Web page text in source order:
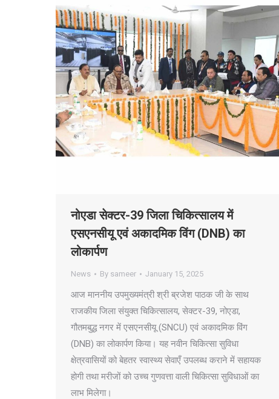
नोएडा सेक्टर-39 जिला चिकित्सालय में
एसएनसीयू एवं अकादमिक विंग (DNB) का
लोकार्पण
News By sameer January 15, 2025
आज माननीय उपमुख्यमंत्री श्री ब्रजेश पाठक जी के साथ
राजकीय जिला संयुक्त चिकित्सालय, सेक्टर-39, नोएडा,
गौतमबुद्ध नगर में एसएनसीयू (SNCU) एवं अकादमिक विंग
(DNB) का लोकार्पण किया। यह नवीन चिकित्सा सुविधा
क्षेत्रवासियों को बेहतर स्वास्थ्य सेवाएँ उपलब्ध कराने में सहायक
होगी तथा मरीजों को उच्च गुणवत्ता वाली चिकित्सा सुविधाओं का
लाभ मिलेगा।